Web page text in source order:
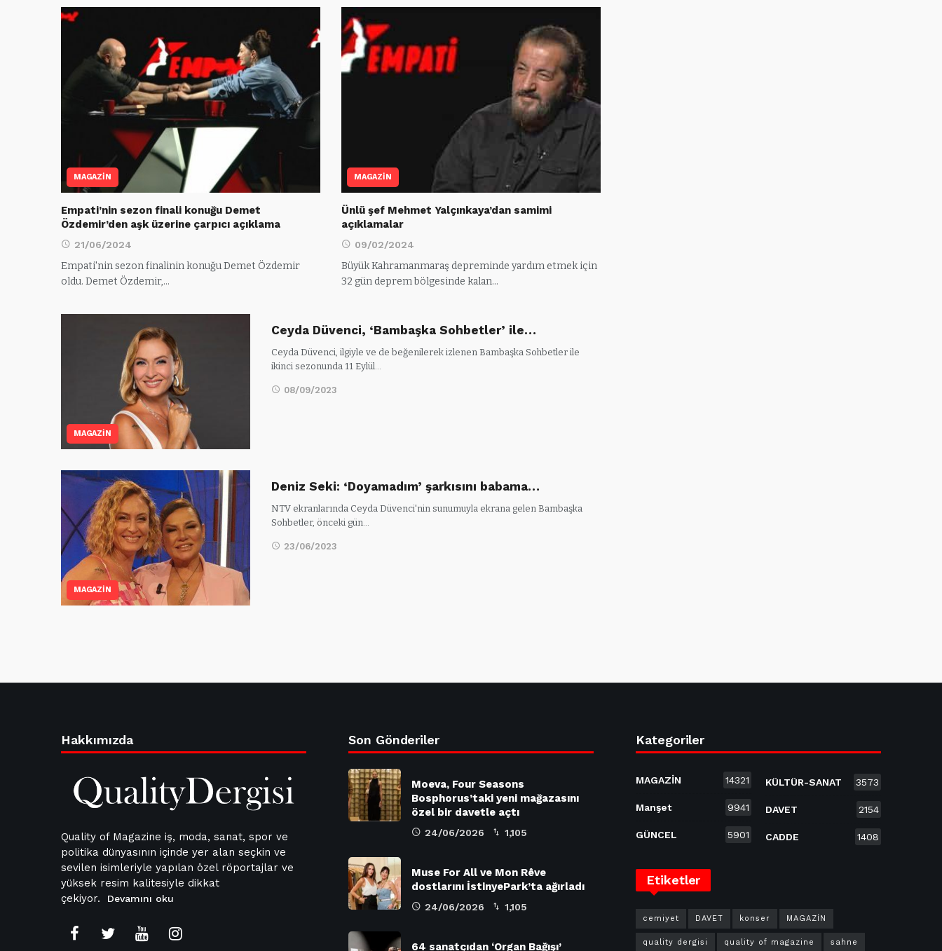
MAGAZİN
Empati’nin sezon finali konuğu Demet
Özdemir’den aşk üzerine çarpıcı açıklama
21/06/2024
Empati'nin sezon finalinin konuğu Demet Özdemir
oldu. Demet Özdemir,…
MAGAZİN
Ünlü şef Mehmet Yalçınkaya’dan samimi
açıklamalar
09/02/2024
Büyük Kahramanmaraş depreminde yardım etmek için
32 gün deprem bölgesinde kalan…
MAGAZİN
Ceyda Düvenci, ‘Bambaşka Sohbetler’ ile…
Ceyda Düvenci, ilgiyle ve de beğenilerek izlenen Bambaşka Sohbetler ile
ikinci sezonunda 11 Eylül…
08/09/2023
MAGAZİN
Deniz Seki: ‘Doyamadım’ şarkısını babama…
NTV ekranlarında Ceyda Düvenci'nin sunumuyla ekrana gelen Bambaşka
Sohbetler, önceki gün…
23/06/2023
Hakkımızda
Quality of Magazine iş, moda, sanat, spor ve
politika dünyasının içinde yer alan seçkin ve
sevilen isimleriyle yapılan özel röportajlar ve
yüksek resim kalitesiyle dikkat
çekiyor.
Devamını oku
Son Gönderiler
Moeva, Four Seasons
Bosphorus’taki yeni mağazasını
özel bir davetle açtı
24/06/2026 1,105
Muse For All ve Mon Rêve
dostlarını İstinyePark’ta ağırladı
24/06/2026 1,105
64 sanatçıdan ‘Organ Bağışı’
Kategoriler
MAGAZİN 14321
Manşet 9941
GÜNCEL 5901
KÜLTÜR-SANAT 3573
DAVET 2154
CADDE 1408
Etiketler
cemiyet DAVET konser MAGAZİN
quality dergisi quality of magazine sahne